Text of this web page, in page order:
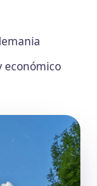
económico